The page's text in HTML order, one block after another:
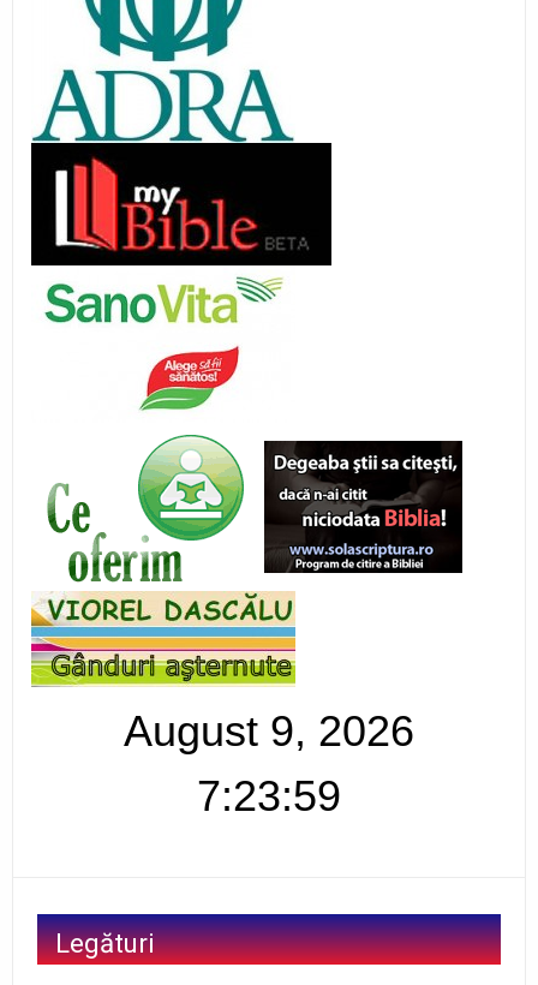
August 9, 2026
7:23:59
Legături